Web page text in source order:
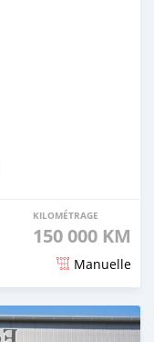
KILOMÉTRAGE
150 000 KM
Manuelle